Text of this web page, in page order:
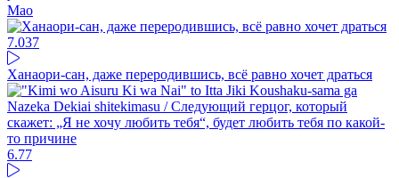
Mao
7.037
Ханаори-сан, даже переродившись, всё равно хочет драться
6.77